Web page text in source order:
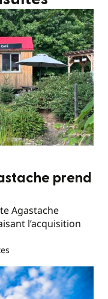
prend
Agastache
l’acquisition